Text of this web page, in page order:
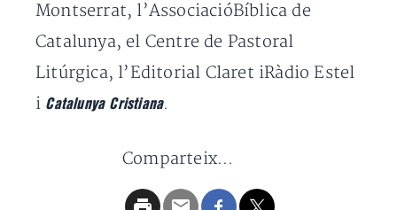
Montserrat, l’AssociacióBíblica de
Catalunya, el Centre de Pastoral
Litúrgica, l’Editorial Claret iRàdio Estel
i Catalunya Cristiana.
Comparteix...